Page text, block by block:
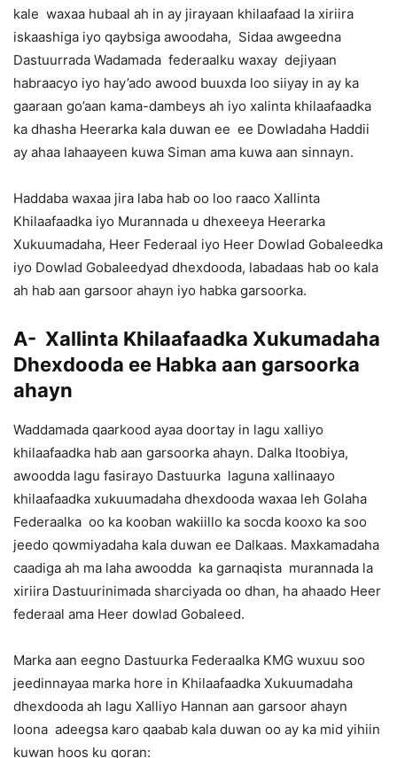
kale waxaa hubaal ah in ay jirayaan khilaafaad la xiriira
iskaashiga iyo qaybsiga awoodaha, Sidaa awgeedna
Dastuurrada Wadamada federaalku waxay dejiyaan
habraacyo iyo hay’ado awood buuxda loo siiyay in ay ka
gaaraan go’aan kama-dambeys ah iyo xalinta khilaafaadka
ka dhasha Heerarka kala duwan ee ee Dowladaha Haddii
ay ahaa lahaayeen kuwa Siman ama kuwa aan sinnayn.
Haddaba waxaa jira laba hab oo loo raaco Xallinta
Khilaafaadka iyo Murannada u dhexeeya Heerarka
Xukuumadaha, Heer Federaal iyo Heer Dowlad Gobaleedka
iyo Dowlad Gobaleedyad dhexdooda, labadaas hab oo kala
ah hab aan garsoor ahayn iyo habka garsoorka.
A- Xallinta Khilaafaadka Xukumadaha
Dhexdooda ee Habka aan garsoorka
ahayn
Waddamada qaarkood ayaa doortay in lagu xalliyo
khilaafaadka hab aan garsoorka ahayn. Dalka Itoobiya,
awoodda lagu fasirayo Dastuurka laguna xallinaayo
khilaafaadka xukuumadaha dhexdooda waxaa leh Golaha
Federaalka oo ka kooban wakiillo ka socda kooxo ka soo
jeedo qowmiyadaha kala duwan ee Dalkaas. Maxkamadaha
caadiga ah ma laha awoodda ka garnaqista murannada la
xiriira Dastuurinimada sharciyada oo dhan, ha ahaado Heer
federaal ama Heer dowlad Gobaleed.
Marka aan eegno Dastuurka Federaalka KMG wuxuu soo
jeedinnayaa marka hore in Khilaafaadka Xukuumadaha
dhexdooda ah lagu Xalliyo Hannan aan garsoor ahayn
loona adeegsa karo qaabab kala duwan oo ay ka mid yihiin
kuwan hoos ku qoran: